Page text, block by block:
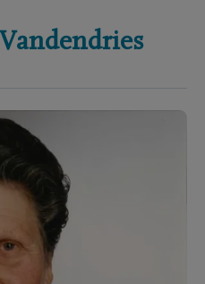
Vandendries